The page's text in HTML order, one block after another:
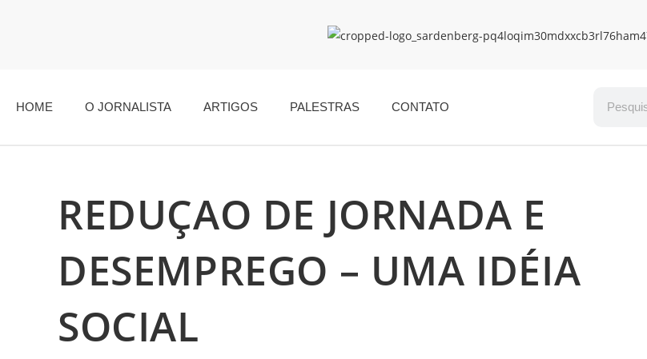
HOME O JORNALISTA ARTIGOS PALESTRAS CONTATO
REDUÇAO DE JORNADA E
DESEMPREGO – UMA IDÉIA
SOCIAL